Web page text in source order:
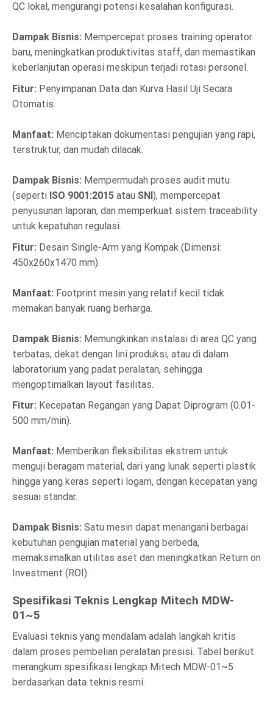
QC lokal, mengurangi potensi kesalahan konfigurasi.
Dampak Bisnis: Mempercepat proses training operator
baru, meningkatkan produktivitas staff, dan memastikan
keberlanjutan operasi meskipun terjadi rotasi personel.
Fitur: Penyimpanan Data dan Kurva Hasil Uji Secara
Otomatis.
Manfaat: Menciptakan dokumentasi pengujian yang rapi,
terstruktur, dan mudah dilacak.
Dampak Bisnis: Mempermudah proses audit mutu
(seperti ISO 9001:2015 atau SNI), mempercepat
penyusunan laporan, dan memperkuat sistem traceability
untuk kepatuhan regulasi.
Fitur: Desain Single-Arm yang Kompak (Dimensi:
450x260x1470 mm).
Manfaat: Footprint mesin yang relatif kecil tidak
memakan banyak ruang berharga.
Dampak Bisnis: Memungkinkan instalasi di area QC yang
terbatas, dekat dengan lini produksi, atau di dalam
laboratorium yang padat peralatan, sehingga
mengoptimalkan layout fasilitas.
Fitur: Kecepatan Regangan yang Dapat Diprogram (0.01-
500 mm/min).
Manfaat: Memberikan fleksibilitas ekstrem untuk
menguji beragam material, dari yang lunak seperti plastik
hingga yang keras seperti logam, dengan kecepatan yang
sesuai standar.
Dampak Bisnis: Satu mesin dapat menangani berbagai
kebutuhan pengujian material yang berbeda,
memaksimalkan utilitas aset dan meningkatkan Return on
Investment (ROI).
Spesifikasi Teknis Lengkap Mitech MDW-
01~5
Evaluasi teknis yang mendalam adalah langkah kritis
dalam proses pembelian peralatan presisi. Tabel berikut
merangkum spesifikasi lengkap Mitech MDW-01~5
berdasarkan data teknis resmi.